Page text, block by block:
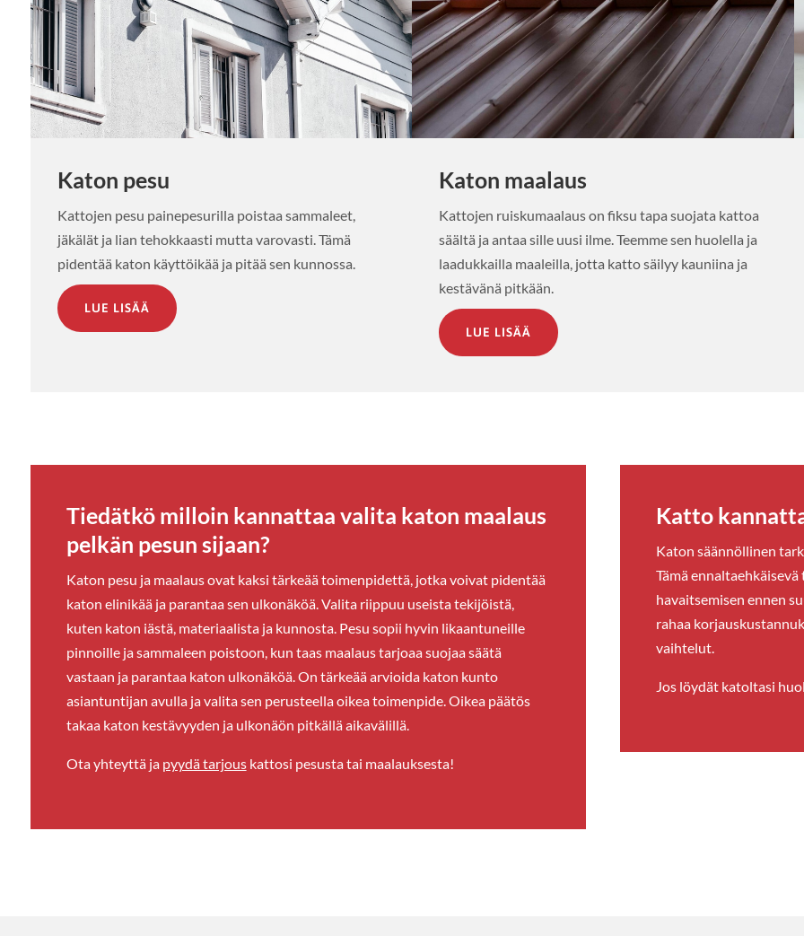
Katon pesu
Kattojen pesu painepesurilla poistaa sammaleet,
jäkälät ja lian tehokkaasti mutta varovasti. Tämä
pidentää katon käyttöikää ja pitää sen kunnossa.
LUE LISÄÄ
Katon maalaus
Kattojen ruiskumaalaus on fiksu tapa suojata kattoa
säältä ja antaa sille uusi ilme. Teemme sen huolella ja
laadukkailla maaleilla, jotta katto säilyy kauniina ja
kestävänä pitkään.
LUE LISÄÄ
Tiedätkö milloin kannattaa valita katon maalaus
pelkän pesun sijaan?
Katon pesu ja maalaus ovat kaksi tärkeää toimenpidettä, jotka voivat pidentää
katon elinikää ja parantaa sen ulkonäköä. Valita riippuu useista tekijöistä,
kuten katon iästä, materiaalista ja kunnosta. Pesu sopii hyvin likaantuneille
pinnoille ja sammaleen poistoon, kun taas maalaus tarjoaa suojaa säätä
vastaan ja parantaa katon ulkonäköä. On tärkeää arvioida katon kunto
asiantuntijan avulla ja valita sen perusteella oikea toimenpide. Oikea päätös
takaa katon kestävyyden ja ulkonäön pitkällä aikavälillä.
Ota yhteyttä ja pyydä tarjouskattosi pesusta tai maalauksesta!
Katto
Katon säännöllinen
Tämä
havaitsemisen ennen
rahaa
vaihtelut.
Jos löydät katoltasi